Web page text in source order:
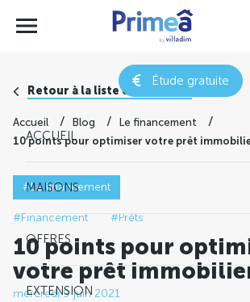
Étude gratuite
ACCUEIL
MAISONS
OFFRES
EXTENSION
Retour à la liste des conseils
Accueil Blog
Le financement
10 points pour optimiser votre prêt
#Le financement
#Financement #Prêts
10 points pour
votre prêt
mercredi 9 juin 2021